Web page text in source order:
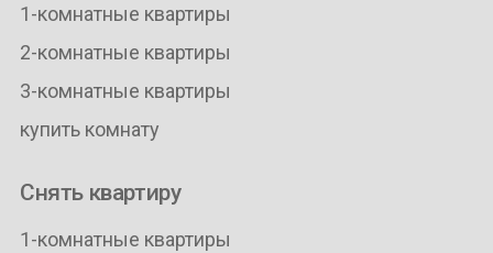
1-комнатные квартиры
2-комнатные квартиры
3-комнатные квартиры
купить комнату
Снять квартиру
1-комнатные квартиры